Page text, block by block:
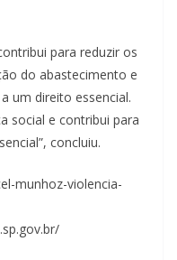
para reduzir os
do abastecimento e
um direito essencial.
social e contribui para
concluiu.
munhoz-violencia-